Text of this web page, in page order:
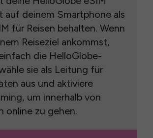
auf deinem Smartphone als
für Reisen behalten. Wenn
Reiseziel ankommst,
die HelloGlobe-
sie als Leitung für
aus und aktiviere
um innerhalb von
online zu gehen.